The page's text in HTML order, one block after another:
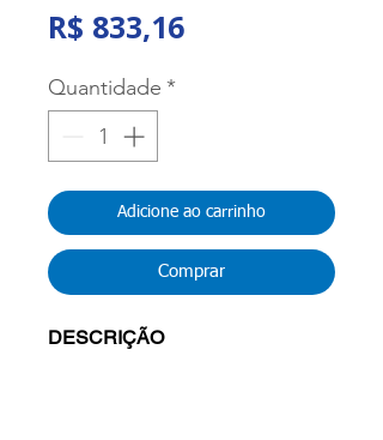
R$ 833,16Preço
Quantidade *
Adicione ao carrinho
Comprar
DESCRIÇÃO